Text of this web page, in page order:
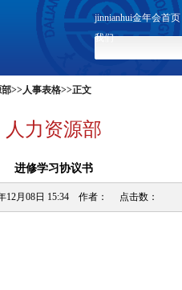
jinnianhui金年会首页|
我们
>>人事表格>>正文
人力资源部
进修学习协议书
12月08日 15:34 作者： 点击数：